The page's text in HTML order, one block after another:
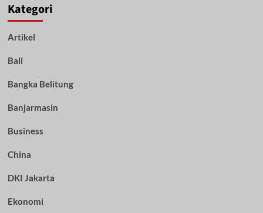
Kategori
Artikel
Bali
Bangka Belitung
Banjarmasin
Business
China
DKI Jakarta
Ekonomi